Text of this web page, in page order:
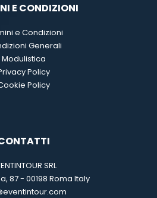
E CONDIZIONI
e Condizioni
Generali
Modulistica
Policy
Policy
SRL
87 - 00198 Roma Italy